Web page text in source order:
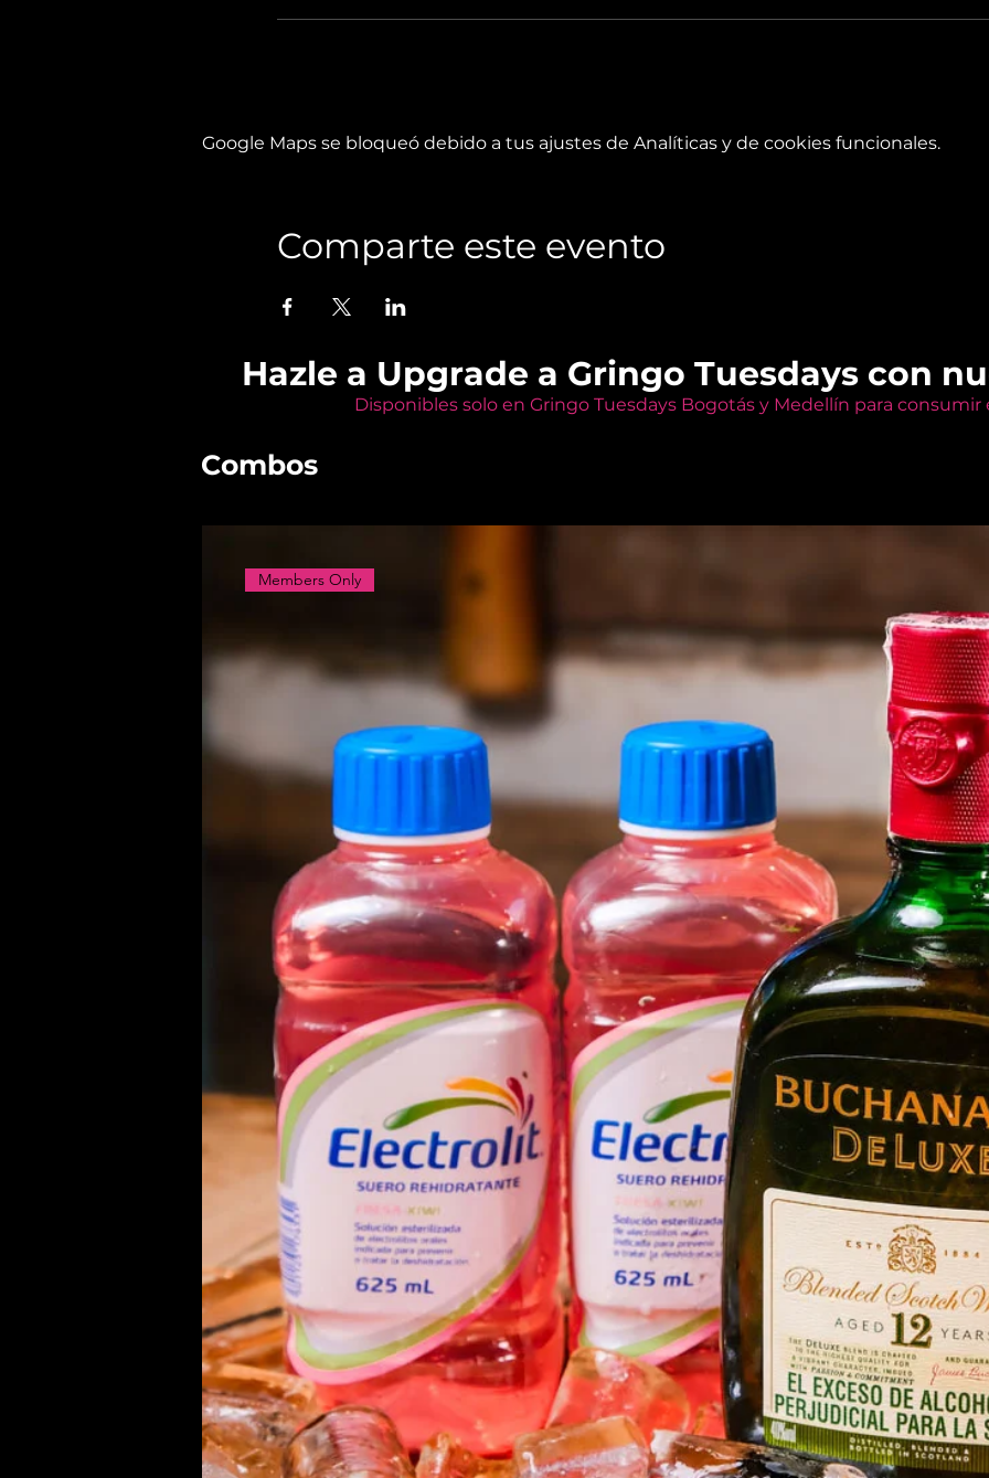
Google Maps se bloqueó debido a tus ajustes de Analíticas y de cookies funcionales.
Comparte este evento
Hazle a Upgrade a Gringo Tuesdays con
Disponibles solo en Gringo Tuesdays Bogotás y Medellín para consumir
Combos
Members Only